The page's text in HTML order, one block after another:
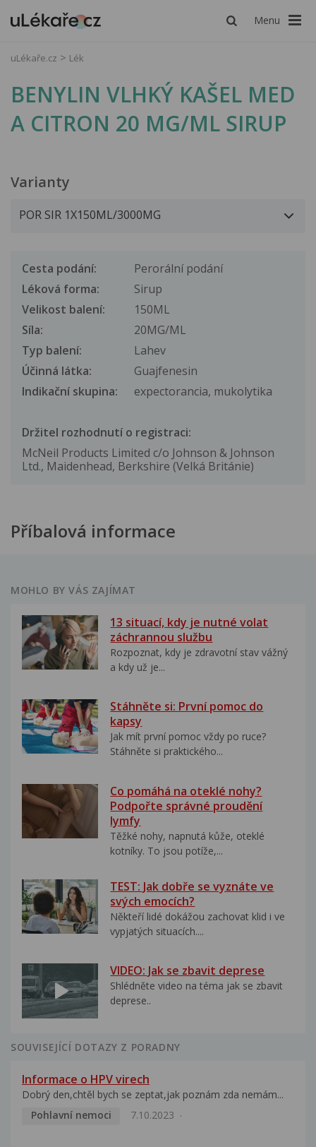
Menu
uLékaře.cz Lék
BENYLIN VLHKÝ KAŠEL MED
A CITRON 20 MG/ML SIRUP
Varianty
Cesta podání:
Perorální podání
Léková forma:
Sirup
Velikost balení:
150ML
Síla:
20MG/ML
Typ balení:
Lahev
Účinná látka:
Guajfenesin
Indikační skupina:
expectorancia, mukolytika
Držitel rozhodnutí o registraci:
McNeil Products Limited c/o Johnson & Johnson
Ltd., Maidenhead, Berkshire (Velká Británie)
Příbalová informace
MOHLO BY VÁS ZAJÍMAT
13 situací, kdy je nutné volat
záchrannou službu
Rozpoznat, kdy je zdravotní stav vážný
a kdy už je...
Stáhněte si: První pomoc do
kapsy
Jak mít první pomoc vždy po ruce?
Stáhněte si praktického...
Co pomáhá na oteklé nohy?
Podpořte správné proudění
lymfy
Těžké nohy, napnutá kůže, oteklé
kotníky. To jsou potíže,...
TEST: Jak dobře se vyznáte ve
svých emocích?
Někteří lidé dokážou zachovat klid i ve
vypjatých situacích....
VIDEO: Jak se zbavit deprese
Shlédněte video na téma jak se zbavit
deprese..
SOUVISEJÍCÍ DOTAZY Z PORADNY
Informace o HPV virech
Dobrý den,chtěl bych se zeptat,jak poznám zda nemám...
Pohlavní nemoci
7.10.2023